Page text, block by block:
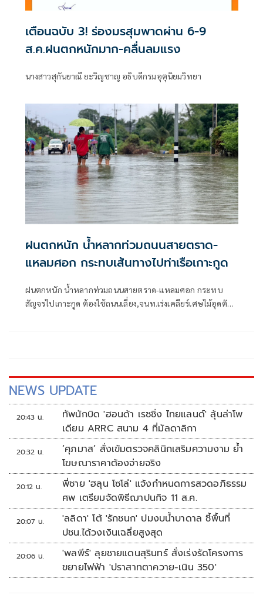
เตือนฉบับ 3! ร่องมรสุมพาดผ่าน 6-9
ส.ค.ฝนตกหนักมาก-คลื่นลมแรง
นางสาวสุกันยาณี ยะวิญชาญ อธิบดีกรมอุตุนิยมวิทยา
ฝนตกหนัก น้ำหลากท่วมถนนสายตราด-
แหลมศอก กระทบเส้นทางไปท่าเรือเกาะกูด
ฝนตกหนัก น้ำหลากท่วมถนนสายตราด-แหลมศอก กระทบ
สัญจรไปเกาะกูด ต้องใช้ถนนเลี่ยง,จนท.เร่งเคลียร์เศษไม้อุดตัน
NEWS UPDATE
20:43 น.
ทัพนักบิด 'ฮอนด้า เรซซิ่ง ไทยแลนด์' ลุ้นล่าโพ
เดียม ARRC สนาม 4 ที่มัลดาลิกา
20:32 น.
‘ศุภมาส’ สั่งเข้มตรวจคลินิกเสริมความงาม ย้ำ
โฆษณาราคาต้องจ่ายจริง
20:12 น.
พี่ชาย 'ฮลุน โซโล่' แจ้งกำหนดการสวดอภิธรรม
ศพ เตรียมจัดพิธีฌาปนกิจ 11 ส.ค.
20:07 น.
'ลลิดา' โต้ 'รักชนก' ปมงบน้ำบาดาล ชี้พื้นที่
ปชน.ได้วงเงินเฉลี่ยสูงสุด
20:06 น.
'พลพีร์' ลุยชายแดนสุรินทร์ สั่งเร่งรัดโครงการ
ขยายไฟฟ้า 'ปราสาทตาควาย-เนิน 350'